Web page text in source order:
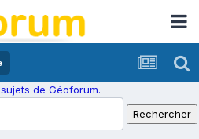
de Géoforum.